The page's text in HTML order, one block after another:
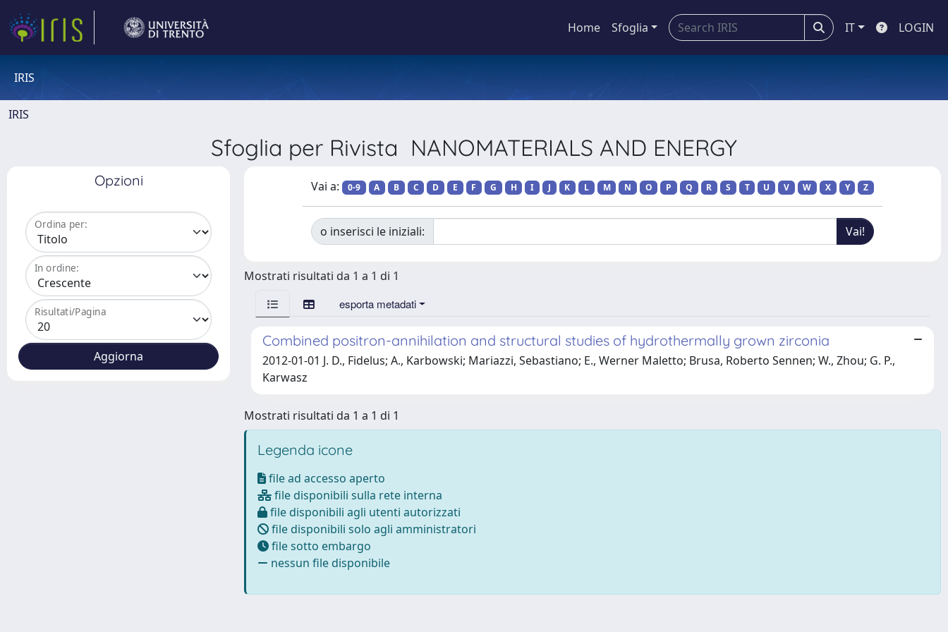
Home Sfoglia IT LOGIN
IRIS
IRIS
Sfoglia per Rivista NANOMATERIALS AND ENERGY
Opzioni
Ordina per:
In ordine:
Risultati/Pagina
Vai a: 0-9 A B C D E F G H I J K L M N O P Q R S T U V W X Y Z
o inserisci le iniziali:
Mostrati risultati da 1 a 1 di 1
esporta metadati
Combined positron-annihilation and structural studies of hydrothermally grown zirconia
2012-01-01 J. D., Fidelus; A., Karbowski; Mariazzi, Sebastiano; E., Werner Maletto; Brusa, Roberto Sennen; W., Zhou; G. P.,
Karwasz
Mostrati risultati da 1 a 1 di 1
Legenda icone
file ad accesso aperto
file disponibili sulla rete interna
file disponibili agli utenti autorizzati
file disponibili solo agli amministratori
file sotto embargo
nessun file disponibile